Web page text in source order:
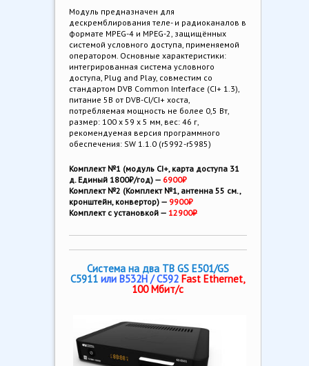
Модуль предназначен для
дескремблирования теле- и радиоканалов в
формате MPEG-4 и MPEG-2, защищённых
системой условного доступа, применяемой
оператором. Основные характеристики:
интегрированная система условного
доступа, Plug and Play, совместим со
стандартом DVB Common Interface (CI+ 1.3),
питание 5В от DVB-CI/CI+ хоста,
потребляемая мощность не более 0,5 Вт,
размер: 100 х 59 х 5 мм, вес: 46 г,
рекомендуемая версия программного
обеспечения: SW 1.1.0 (r5992-r5985)
Комплект №1 (модуль CI+, карта доступа 31
д. Единый 1800₽/год) — 6900₽
Комплект №2 (Комплект №1, антенна 55 см.,
кронштейн, конвертор) — 9900₽
Комплект с установкой — 12900₽
Система на два ТВ GS E501/GS
C5911или B532H / С592Fast Ethernet,
100 Мбит/с